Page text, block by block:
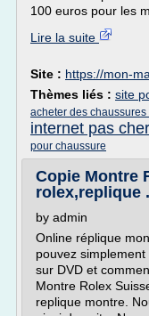
100 euros pour les
Lire la suite
Site : https://mon-
Thèmes liés : site
acheter des
internet pas cher
pour chaussure
Copie Montre
rolex,replique
by admin
Online réplique
pouvez
sur DVD et
Montre Rolex
replique montre.